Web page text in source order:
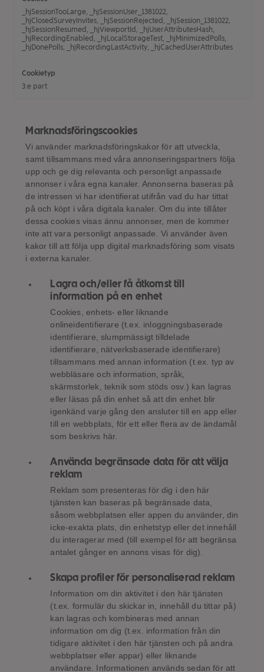
_hjSessionTooLarge, _hjSessionUser_1381022,
_hjClosedSurveyInvites, _hjSessionRejected, _hjSession_1381022,
_hjSessionResumed, _hjViewportId, _hjUserAttributesHash,
_hjRecordingEnabled, _hjLocalStorageTest, _hjMinimizedPolls,
_hjDonePolls, _hjRecordingLastActivity, _hjCachedUserAttributes
3:e part
Marknadsföringscookies
Vi använder marknadsföringskakor för att utveckla,
samt tillsammans med våra annonseringspartners följa
upp och ge dig relevanta och personligt anpassade
annonser i våra egna kanaler. Annonserna baseras på
de intressen vi har identifierat utifrån vad du har tittat
på och köpt i våra digitala kanaler. Om du inte tillåter
dessa cookies visas ännu annonser, men de kommer
inte att vara personligt anpassade. Vi använder även
kakor till att följa upp digital marknadsföring som visats
i externa kanaler.
Lagra och/eller få åtkomst till
information på en enhet
Cookies, enhets- eller liknande
onlineidentifierare (t.ex. inloggningsbaserade
identifierare, slumpmässigt tilldelade
identifierare, nätverksbaserade identifierare)
tillsammans med annan information (t.ex. typ av
webbläsare och information, språk,
skärmstorlek, teknik som stöds osv.) kan lagras
eller läsas på din enhet så att din enhet blir
igenkänd varje gång den ansluter till en app eller
till en webbplats, för ett eller flera av de ändamål
som beskrivs här.
Använda begränsade data för att välja
reklam
Reklam som presenteras för dig i den här
tjänsten kan baseras på begränsade data,
såsom webbplatsen eller appen du använder, din
icke-exakta plats, din enhetstyp eller det innehåll
du interagerar med (till exempel för att begränsa
antalet gånger en annons visas för dig).
Skapa profiler för personaliserad reklam
Information om din aktivitet i den här tjänsten
(t.ex. formulär du skickar in, innehåll du tittar på)
kan lagras och kombineras med annan
information om dig (t.ex. information från din
tidigare aktivitet i den här tjänsten och på andra
webbplatser eller appar) eller liknande
användare. Informationen används sedan för att